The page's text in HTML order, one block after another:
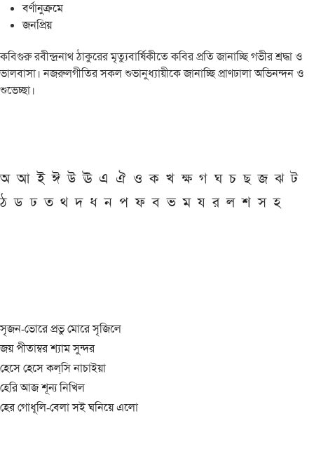
বর্ণানুক্রমে
জনপ্রিয়
কবিগুরু রবীন্দ্রনাথ ঠাকুরের মৃত্যুবার্ষিকীতে কবির প্রতি জানাচ্ছি গভীর শ্রদ্ধা ও
ভালবাসা। নজরুলগীতির সকল শুভানুধ্যায়ীকে জানাচ্ছি প্রাণঢালা অভিনন্দন ও
শুভেচ্ছা।
অ আ ই ঈ উ ঊ এ ঐ ও ক খ ক্ষ গ ঘ চ ছ জ ঝ ট
ঠ ড ঢ ত থ দ ধ ন প ফ ব ভ ম য র ল শ স হ
সৃজন-ভোরে প্রভু মোরে সৃজিলে
জয় পীতাম্বর শ্যাম সুন্দর
হেসে হেসে কল্‌সি নাচাইয়া
হেরি আজ শূন্য নিখিল
হের গোধূলি-বেলা সই ঘনিয়ে এলো